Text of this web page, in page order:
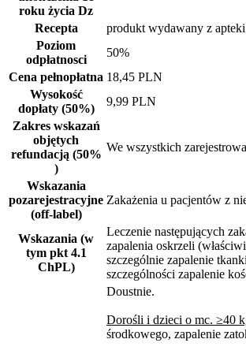
roku życia Dz
Recepta
produkt wydawany z
Poziom
odpłatnosci
50%
Cena pełnopłatna 18,45 PLN
Wysokość
dopłaty (50%)
9,99 PLN
Zakres wskazań
objętych
refundacją (50%
)
We wszystkich
Wskazania
pozarejestracyjne
(off-label)
Zakażenia u pacjentów z
Wskazania (w
tym pkt 4.1
ChPL)
Leczenie następujących
zapalenia oskrzeli
szczególnie zapalenie
szczególności zapalenie
Doustnie.
Dorośli i dzieci o mc. ≥40
środkowego, zapalenie